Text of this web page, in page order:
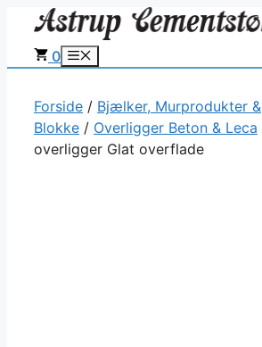
indhold0 Menu
Forside / Bjælker, Murprodukter &
Blokke / Overligger Beton & Leca
overligger Glat overflade